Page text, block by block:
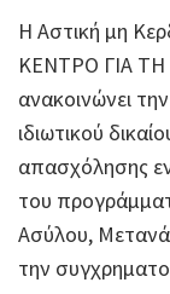
Η Αστική μη
ΚΕΝΤΡΟ ΓΙΑ ΤΗ
ανακοινώνει
ιδιωτικού
απασχόλησης
του
Ασύλου,
την